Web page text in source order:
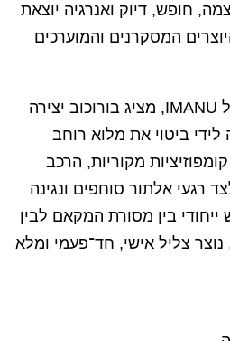
חופש, דיוק ואנרגיה יוצאת
המסקרנים והמוערכים
במופע הבכורה החגיגי של IMANU, מציג בורוכוב יצירה
ביטוי את מלוא רוחב
מקוריות, הרכב
רגעי אלתור סוחפים ונגינה
בין מסורת המקאם לבין
נוצר צליל אישי, חד־פעמי ומלא